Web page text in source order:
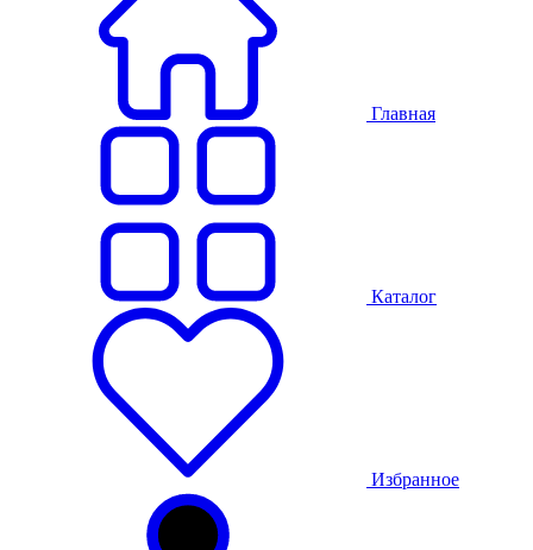
Главная
Каталог
Избранное